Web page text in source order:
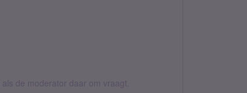
de moderator daar om vraagt.